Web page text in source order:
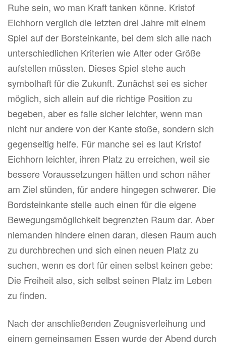
Ruhe sein, wo man Kraft tanken könne. Kristof
Eichhorn verglich die letzten drei Jahre mit einem
Spiel auf der Borsteinkante, bei dem sich alle nach
unterschiedlichen Kriterien wie Alter oder Größe
aufstellen müssten. Dieses Spiel stehe auch
symbolhaft für die Zukunft. Zunächst sei es sicher
möglich, sich allein auf die richtige Position zu
begeben, aber es falle sicher leichter, wenn man
nicht nur andere von der Kante stoße, sondern sich
gegenseitig helfe. Für manche sei es laut Kristof
Eichhorn leichter, ihren Platz zu erreichen, weil sie
bessere Voraussetzungen hätten und schon näher
am Ziel stünden, für andere hingegen schwerer. Die
Bordsteinkante stelle auch einen für die eigene
Bewegungsmöglichkeit begrenzten Raum dar. Aber
niemanden hindere einen daran, diesen Raum auch
zu durchbrechen und sich einen neuen Platz zu
suchen, wenn es dort für einen selbst keinen gebe:
Die Freiheit also, sich selbst seinen Platz im Leben
zu finden.
Nach der anschließenden Zeugnisverleihung und
einem gemeinsamen Essen wurde der Abend durch